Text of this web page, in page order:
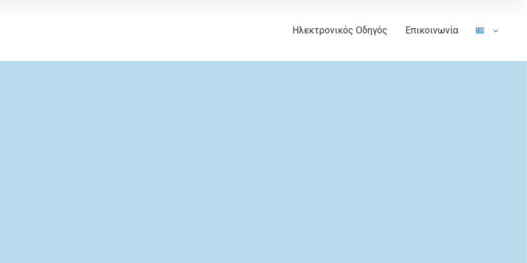
Ηλεκτρονικός Οδηγός Επικοινωνία